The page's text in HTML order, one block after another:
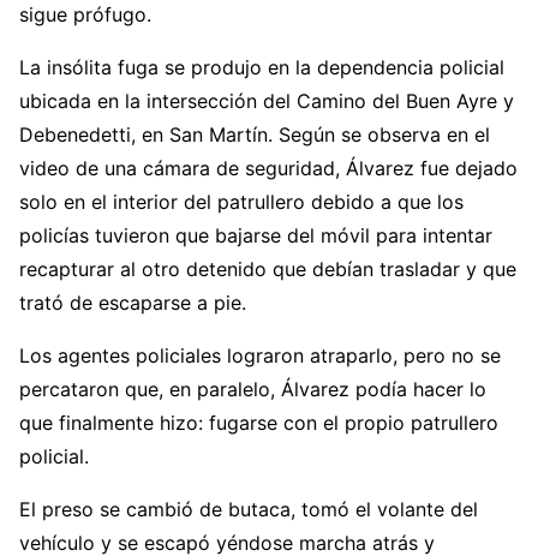
sigue prófugo.
La insólita fuga se produjo en la dependencia policial
ubicada en la intersección del Camino del Buen Ayre y
Debenedetti, en San Martín. Según se observa en el
video de una cámara de seguridad, Álvarez fue dejado
solo en el interior del patrullero debido a que los
policías tuvieron que bajarse del móvil para intentar
recapturar al otro detenido que debían trasladar y que
trató de escaparse a pie.
Los agentes policiales lograron atraparlo, pero no se
percataron que, en paralelo, Álvarez podía hacer lo
que finalmente hizo: fugarse con el propio patrullero
policial.
El preso se cambió de butaca, tomó el volante del
vehículo y se escapó yéndose marcha atrás y